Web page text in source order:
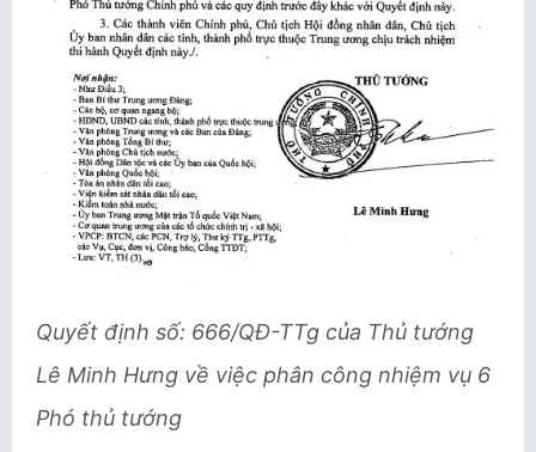
Quyết định số: 666/QĐ-TTg của Thủ tướng
Lê Minh Hưng về việc phân công nhiệm vụ 6
Phó thủ tướng